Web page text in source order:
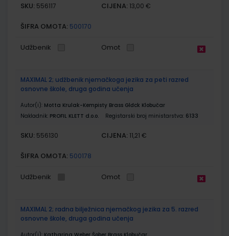
SKU: 556117 CIJENA: 13,00 €
ŠIFRA OMOTA: 500170
Udžbenik Omot
MAXIMAL 2; udžbenik njemačkoga jezika za peti razred
osnovne škole, druga godina učenja
Autor(i): Motta Krulak-Kempisty Brass Glđck Klobučar
Nakladnik: PROFIL KLETT d.o.o. Registarski broj ministarstva: 6133
SKU: 556130 CIJENA: 11,21 €
ŠIFRA OMOTA: 500178
Udžbenik Omot
MAXIMAL 2; radna bilježnica njemačkog jezika za 5. razred
osnovne škole, druga godina učenja